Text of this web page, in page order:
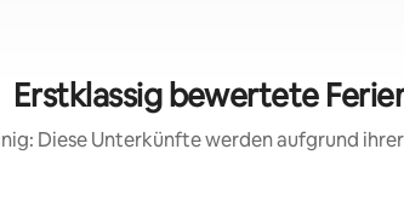
Erstklassig bewertete
Diese Unterkünfte werden aufgrund